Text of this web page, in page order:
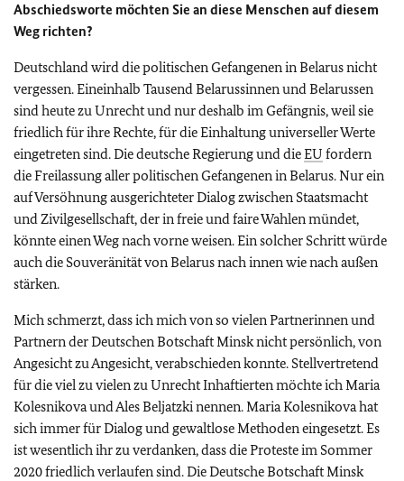
Abschiedsworte möchten Sie an diese Menschen auf diesem
Weg richten?
Deutschland wird die politischen Gefangenen in Belarus nicht
vergessen. Eineinhalb Tausend Belarussinnen und Belarussen
sind heute zu Unrecht und nur deshalb im Gefängnis, weil sie
friedlich für ihre Rechte, für die Einhaltung universeller Werte
eingetreten sind. Die deutsche Regierung und dieEU fordern
die Freilassung aller politischen Gefangenen in Belarus. Nur ein
auf Versöhnung ausgerichteter Dialog zwischen Staatsmacht
und Zivilgesellschaft, der in freie und faire Wahlen mündet,
könnte einen Weg nach vorne weisen. Ein solcher Schritt würde
auch die Souveränität von Belarus nach innen wie nach außen
stärken.
Mich schmerzt, dass ich mich von so vielen Partnerinnen und
Partnern der Deutschen Botschaft Minsk nicht persönlich, von
Angesicht zu Angesicht, verabschieden konnte. Stellvertretend
für die viel zu vielen zu Unrecht Inhaftierten möchte ich Maria
Kolesnikova und Ales Beljatzki nennen. Maria Kolesnikova hat
sich immer für Dialog und gewaltlose Methoden eingesetzt. Es
ist wesentlich ihr zu verdanken, dass die Proteste im Sommer
2020 friedlich verlaufen sind. Die Deutsche Botschaft Minsk